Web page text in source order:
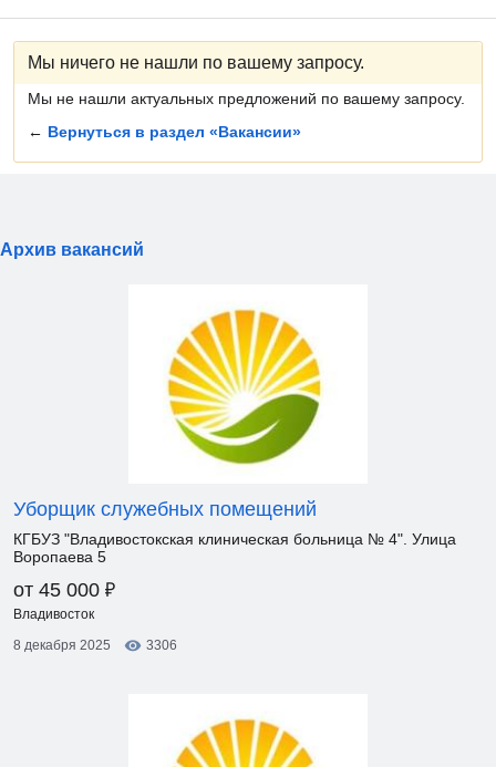
Мы ничего не нашли по вашему запросу.
Мы не нашли актуальных предложений по вашему запросу.
← Вернуться в раздел «Вакансии»
Архив вакансий
Уборщик служебных помещений
КГБУЗ "Владивостокская клиническая больница № 4". Улица
Воропаева 5
от 45 000 ₽
Владивосток
8 декабря 2025
3306